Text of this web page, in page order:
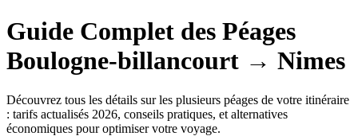
Guide Complet des Péages
Boulogne-billancourt → Nimes
Découvrez tous les détails sur les plusieurs péages de votre itinéraire
: tarifs actualisés 2026, conseils pratiques, et alternatives
économiques pour optimiser votre voyage.